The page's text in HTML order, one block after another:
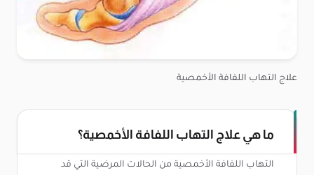
علاج التهاب اللفافة الأخمصية
ما هي علاج التهاب اللفافة الأخمصية؟
التهاب اللفافة الأخمصية من الحالات المرضية التي قد